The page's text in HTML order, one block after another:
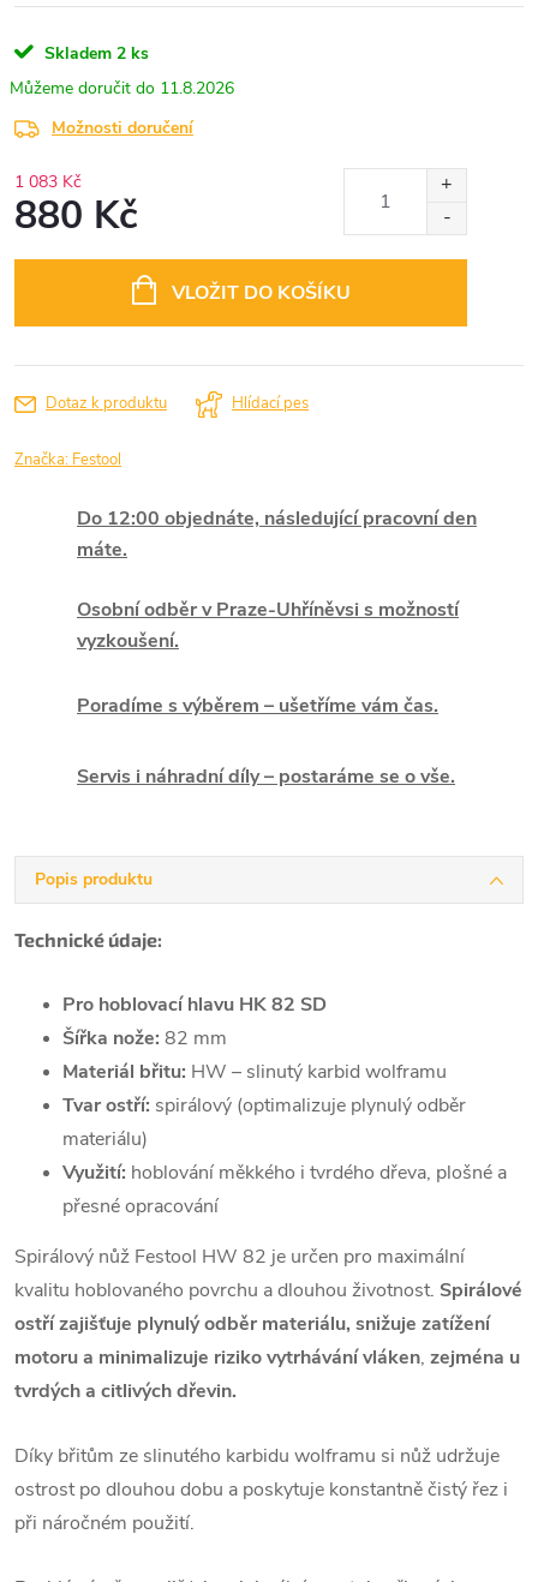
Skladem 2 ks
11.8.2026
Možnosti doručení
1 083 Kč
880 Kč
VLOŽIT DO KOŠÍKU
Dotaz k produktu Hlídací pes
Značka: Festool
Do 12:00 objednáte, následující pracovní den
máte.
Osobní odběr v Praze-Uhříněvsi s možností
vyzkoušení.
Poradíme s výběrem – ušetříme vám čas.
Servis i náhradní díly – postaráme se o vše.
Popis produktu
Technické údaje:
Pro hoblovací hlavu HK 82 SD
Šířka nože: 82 mm
Materiál břitu: HW – slinutý karbid wolframu
Tvar ostří: spirálový (optimalizuje plynulý odběr
materiálu)
Využití: hoblování měkkého i tvrdého dřeva, plošné a
přesné opracování
Spirálový nůž Festool HW 82 je určen pro maximální
kvalitu hoblovaného povrchu a dlouhou životnost. Spirálové
ostří zajišťuje plynulý odběr materiálu, snižuje zatížení
motoru a minimalizuje riziko vytrhávání vláken, zejména u
tvrdých a citlivých dřevin.
Díky břitům ze slinutého karbidu wolframu si nůž udržuje
ostrost po dlouhou dobu a poskytuje konstantně čistý řez i
při náročném použití.